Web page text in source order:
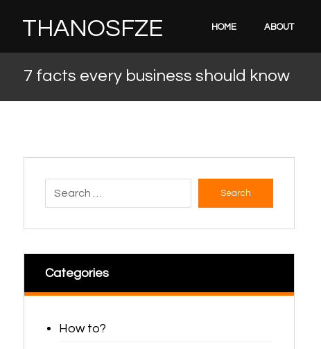
THANOSFZE HOME ABOUT
7 facts every business should know
Search
Categories
How to?